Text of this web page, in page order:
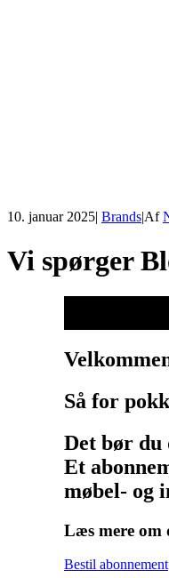
10. januar 2025| Brands|Af
Vi spørger
Så for
Det bør du
Et
møbel- og
Læs mere om
Bestil abonnement